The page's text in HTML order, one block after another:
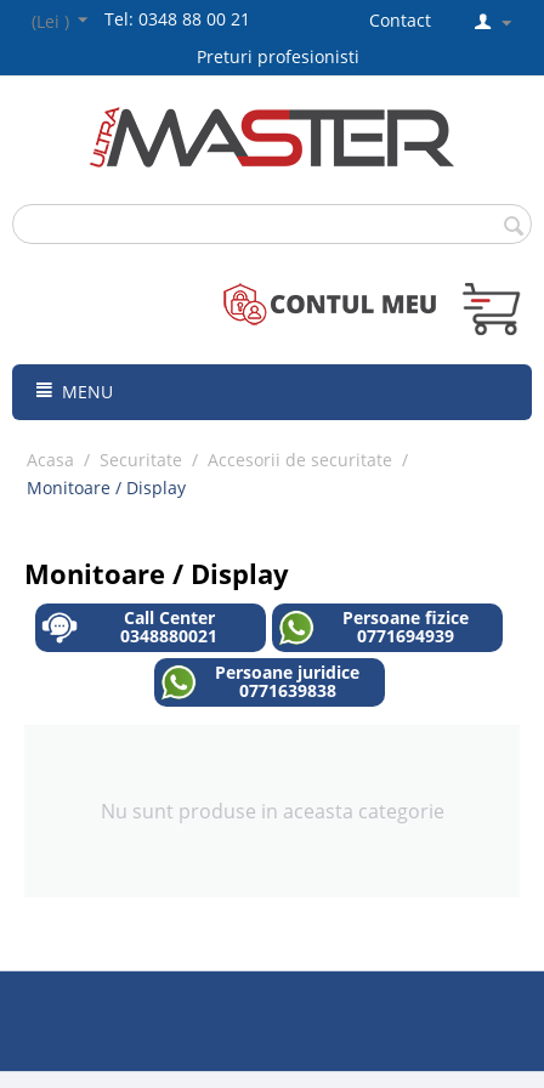
(Lei ) Tel: 0348 88 00 21
Contact
Preturi profesionisti
MENU
Acasa / Securitate / Accesorii de securitate /
Monitoare / Display
Monitoare / Display
Call Center
0348880021
Persoane fizice
0771694939
Persoane juridice
0771639838
Nu sunt produse in aceasta categorie